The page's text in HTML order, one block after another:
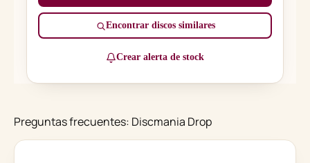
Encontrar discos similares
Crear alerta de stock
Preguntas frecuentes: Discmania Drop